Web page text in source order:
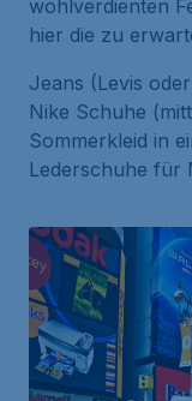
wohlverdienten
hier die zu
Jeans (Levis
Nike Schuhe
Sommerkleid in
Lederschuhe für